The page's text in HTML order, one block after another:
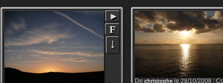
►
F
↓
Dechristophele 28/10/2008 :